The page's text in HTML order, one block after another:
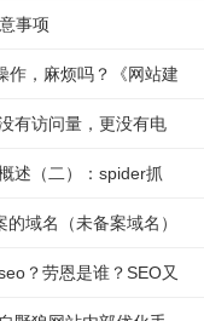
事项
作，麻烦吗？《网站建
有访问量，更没有电
述（二）：spider抓
自《百度站长平台》
域名（未备案域名）
？劳恩是谁？SEO又